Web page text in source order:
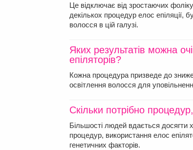
Це відключає від зростаючих
декількох процедур елос епіляції,
волосся в цій галузі.
Яких результатів можна
епіляторів?
Кожна процедура призведе до
освітлення волосся для
Скільки потрібно
Більшості людей вдається досягти
процедур, використання елос
генетичних факторів.